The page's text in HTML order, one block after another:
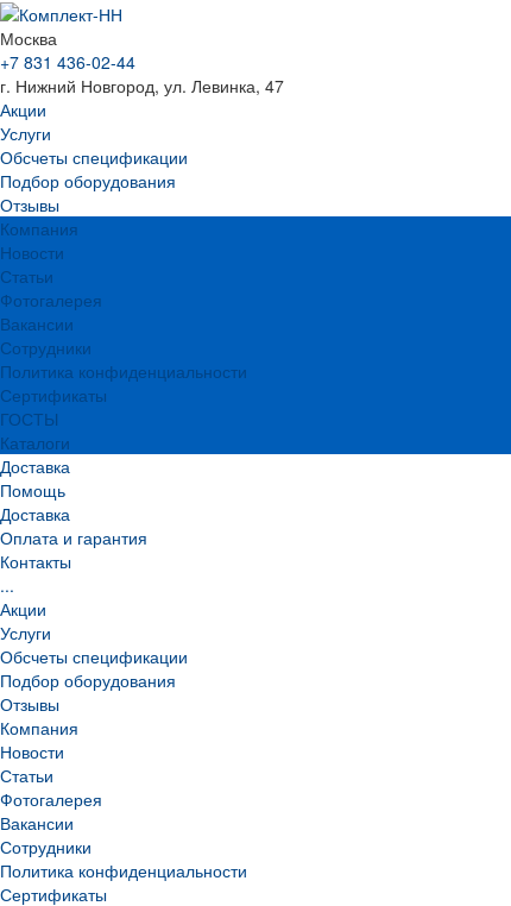
Москва
+7 831 436-02-44
г. Нижний Новгород, ул. Левинка, 47
Акции
Услуги
Обсчеты спецификации
Подбор оборудования
Отзывы
Компания
Новости
Статьи
Фотогалерея
Вакансии
Сотрудники
Политика конфиденциальности
Сертификаты
ГОСТЫ
Каталоги
Доставка
Помощь
Доставка
Оплата и гарантия
Контакты
...
Акции
Услуги
Обсчеты спецификации
Подбор оборудования
Отзывы
Компания
Новости
Статьи
Фотогалерея
Вакансии
Сотрудники
Политика конфиденциальности
Сертификаты